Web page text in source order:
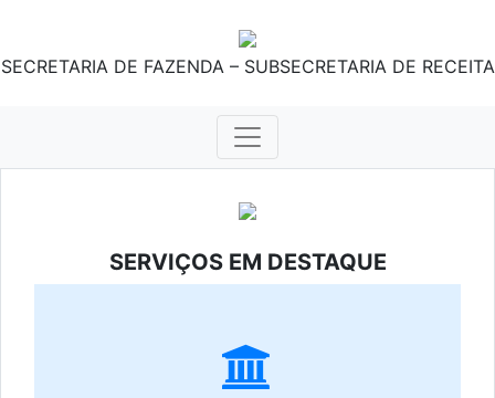
SECRETARIA DE FAZENDA – SUBSECRETARIA DE RECEITA
SERVIÇOS EM DESTAQUE